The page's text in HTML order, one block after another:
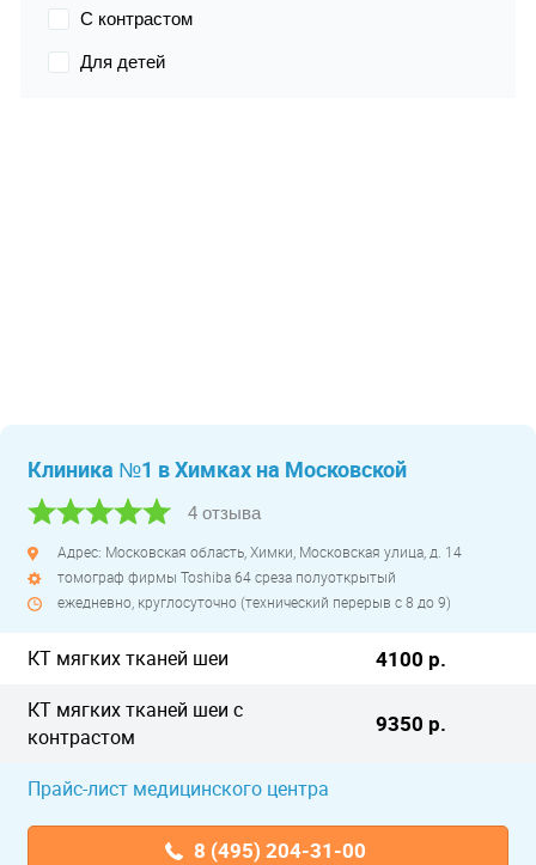
С контрастом
Для детей
Клиника №1 в Химках на Московской
4 отзыва
Адрес: Московская область, Химки, Московская улица, д. 14
томограф фирмы Toshiba 64 среза полуоткрытый
ежедневно, круглосуточно (технический перерыв с 8 до 9)
КТ мягких тканей шеи 4100 р.
КТ мягких тканей шеи с
контрастом
9350 р.
Прайс-лист медицинского центра
8 (495) 204-31-00